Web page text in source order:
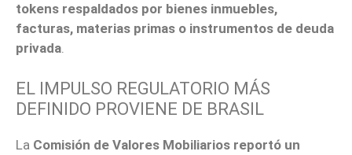
tokens respaldados por bienes inmuebles,
facturas, materias primas o instrumentos de deuda
privada.
EL IMPULSO REGULATORIO MÁS
DEFINIDO PROVIENE DE BRASIL
La Comisión de Valores Mobiliarios reportó un